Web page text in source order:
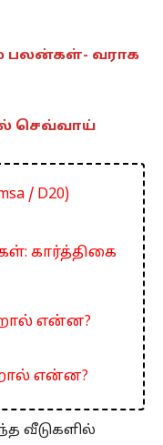
பலன்கள்- வராக
செவ்வாய்
/ D20)
கார்த்திகை
என்ன?
என்ன?
வீடுகளில்